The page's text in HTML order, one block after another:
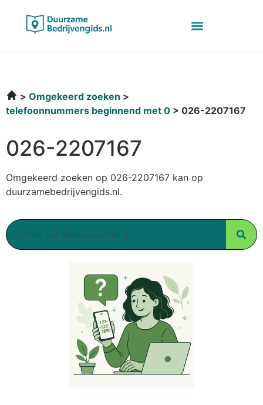
Omgekeerd zoeken
telefoonnummers beginnend met 0
026-2207167
026-2207167
Omgekeerd zoeken op 026-2207167 kan op
duurzamebedrijvengids.nl.